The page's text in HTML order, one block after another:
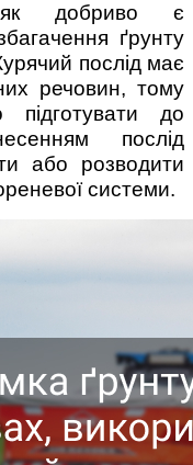
добриво є
ґрунту
послід має
речовин, тому
підготувати до
послід
або розводити
системи.